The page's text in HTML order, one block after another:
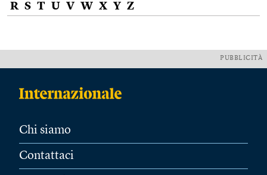
R S T U V W X Y Z
PUBBLICITÀ
Chi siamo
Contattaci